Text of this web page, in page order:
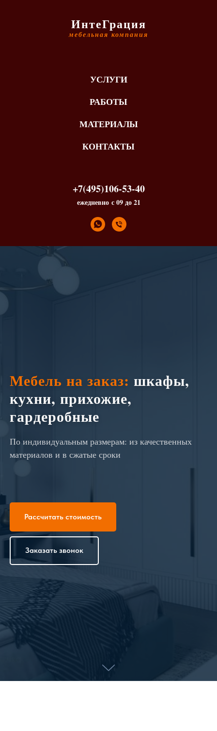
ИнтеГрация
мебельная компания
УСЛУГИ
РАБОТЫ
МАТЕРИАЛЫ
КОНТАКТЫ
+7(495)106-53-40
ежедневно с 09 до 21
Мебель на заказ: шкафы,
кухни, прихожие,
гардеробные
По индивидуальным размерам: из качественных
материалов и в сжатые сроки
Рассчитать стоимость
Заказать звонок